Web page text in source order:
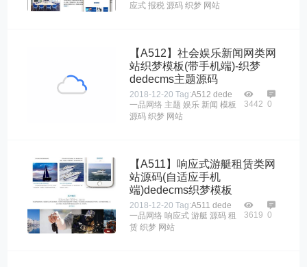
应式 报税 源码 织梦 网站
【A512】社会娱乐新闻网类网
站织梦模板(带手机端)-织梦
dedecms主题源码
2018-12-20 Tag:A512 dede
一品网络 主题 娱乐 新闻 模板
源码 织梦 网站
3442 0
【A511】响应式游艇租赁类网
站源码(自适应手机
端)dedecms织梦模板
2018-12-20 Tag:A511 dede
一品网络 响应式 游艇 源码 租
赁 织梦 网站
3619 0